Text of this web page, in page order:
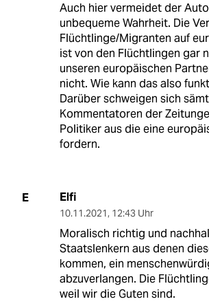
Auch hier vermeidet der
unbequeme Wahrheit. Die
Flüchtlinge/Migranten auf
ist von den Flüchtlingen gar
unseren europäischen
nicht. Wie kann das also
Darüber schweigen sich
Kommentatoren der
Politiker aus die eine
fordern.
E Elfi
10.11.2021, 12:43 Uhr
Moralisch richtig und
Staatslenkern aus denen
kommen, ein
abzuverlangen. Die
weil wir die Guten sind.